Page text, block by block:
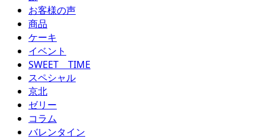
お客様の声
商品
ケーキ
イベント
SWEET TIME
スペシャル
京北
ゼリー
コラム
バレンタイン